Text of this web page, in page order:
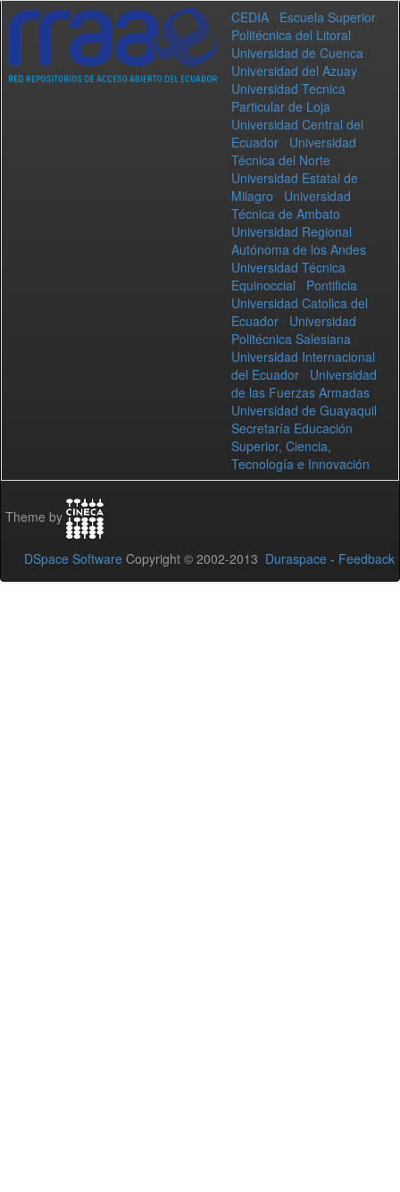
CEDIA
Escuela Superior
Politécnica del Litoral
Universidad de Cuenca
Universidad del Azuay
Universidad Tecnica
Particular de Loja
Universidad Central del
Ecuador
Universidad
Técnica del Norte
Universidad Estatal de
Milagro
Universidad
Técnica de Ambato
Universidad Regional
Autónoma de los Andes
Universidad Técnica
Equinoccial
Pontificia
Universidad Catolica del
Ecuador
Universidad
Politécnica Salesiana
Universidad Internacional
del Ecuador
Universidad
de las Fuerzas Armadas
Universidad de Guayaquil
Secretaría Educación
Superior, Ciencia,
Tecnología e Innovación
Theme by
DSpace Software Copyright © 2002-2013 Duraspace - Feedback